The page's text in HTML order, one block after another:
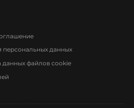
персональных данных
данных файлов cookie